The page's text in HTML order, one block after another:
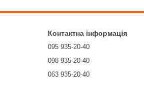
Контактна інформація
095 935-20-40
098 935-20-40
063 935-20-40